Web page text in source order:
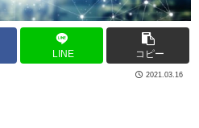
LINE コピー
2021.03.16